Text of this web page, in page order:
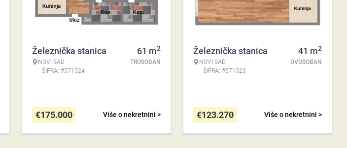
Železnička stanica
NOVI SAD
ŠIFRA: #571524
61 m2
TROSOBAN
Više o nekretnini >
€175.000
Železnička stanica
NOVI SAD
ŠIFRA: #571523
41 m2
DVOSOBAN
Više o nekretnini >
€123.270